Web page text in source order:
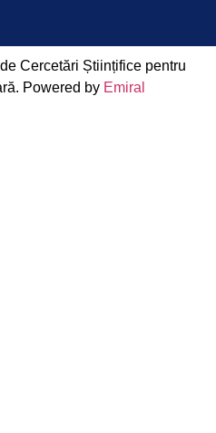
Cercetări Științifice pentru
Powered by Emiral